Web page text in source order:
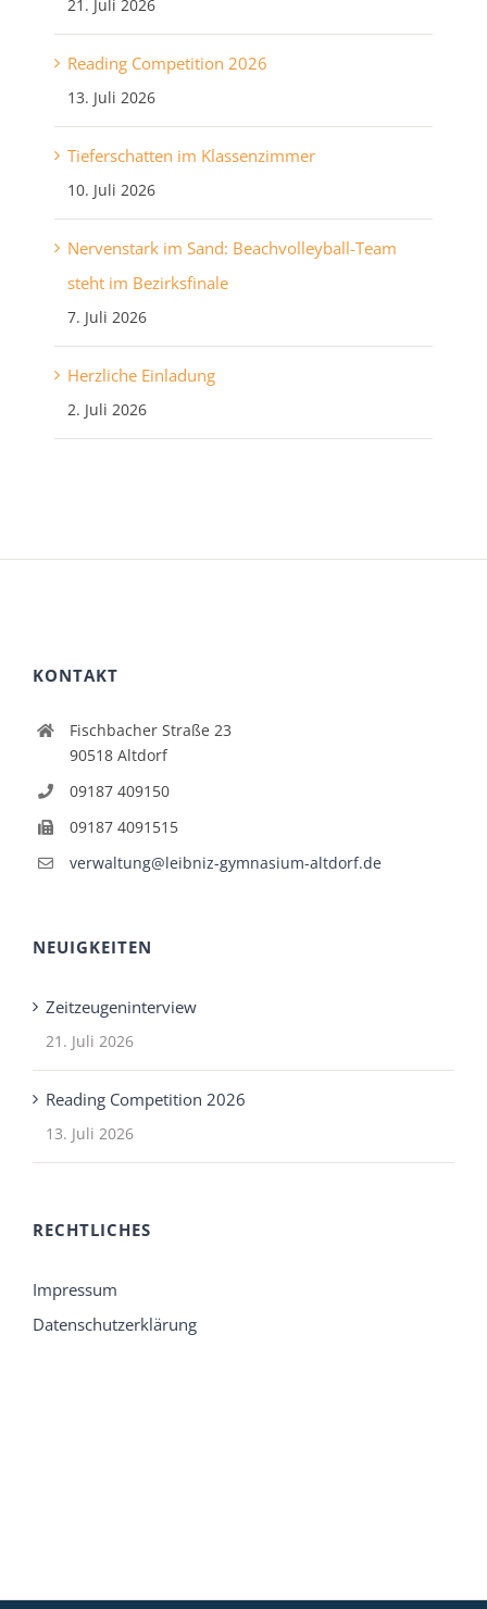
21. Juli 2026
Reading Competition 2026
13. Juli 2026
Tieferschatten im Klassenzimmer
10. Juli 2026
Nervenstark im Sand: Beachvolleyball-Team
steht im Bezirksfinale
7. Juli 2026
Herzliche Einladung
2. Juli 2026
KONTAKT
Fischbacher Straße 23
90518 Altdorf
09187 409150
09187 4091515
verwaltung@leibniz-gymnasium-altdorf.de
NEUIGKEITEN
Zeitzeugeninterview
21. Juli 2026
Reading Competition 2026
13. Juli 2026
RECHTLICHES
Impressum
Datenschutzerklärung